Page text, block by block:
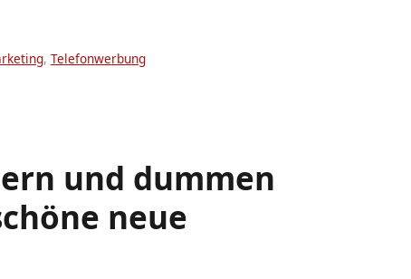
, Telefonwerbung
und dummen
neue